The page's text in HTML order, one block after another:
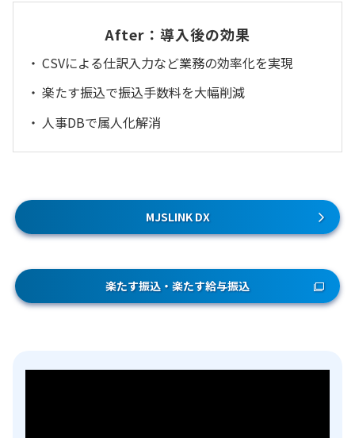
After：導入後の効果
CSVによる仕訳入力など業務の効率化を実現
楽たす振込で振込手数料を大幅削減
人事DBで属人化解消
MJSLINK DX
楽たす振込・楽たす給与振込